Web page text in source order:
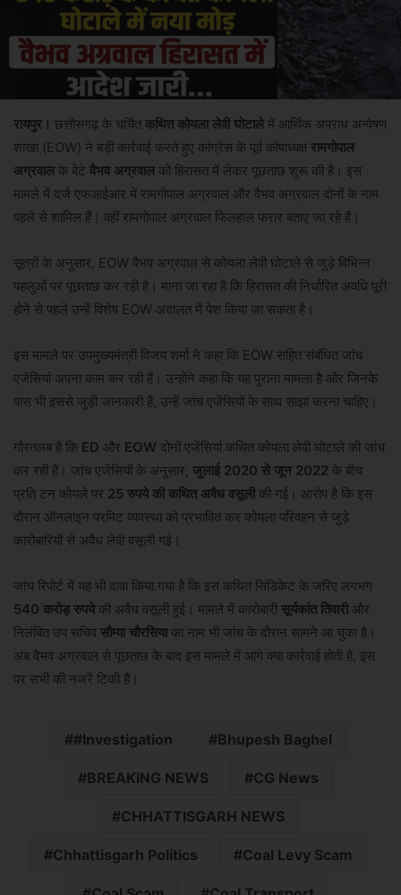
रायपुर। छत्तीसगढ़ के चर्चित कथित कोयला लेवी घोटाले में आर्थिक अपराध अन्वेषण
शाखा (EOW) ने बड़ी कार्रवाई करते हुए कांग्रेस के पूर्व कोषाध्यक्ष रामगोपाल
अग्रवाल के बेटे वैभव अग्रवाल को हिरासत में लेकर पूछताछ शुरू की है। इस
मामले में दर्ज एफआईआर में रामगोपाल अग्रवाल और वैभव अग्रवाल दोनों के नाम
पहले से शामिल हैं। वहीं रामगोपाल अग्रवाल फिलहाल फरार बताए जा रहे हैं।
सूत्रों के अनुसार, EOW वैभव अग्रवाल से कोयला लेवी घोटाले से जुड़े विभिन्न
पहलुओं पर पूछताछ कर रही है। माना जा रहा है कि हिरासत की निर्धारित अवधि पूरी
होने से पहले उन्हें विशेष EOW अदालत में पेश किया जा सकता है।
इस मामले पर उपमुख्यमंत्री विजय शर्मा ने कहा कि EOW सहित संबंधित जांच
एजेंसियां अपना काम कर रही हैं। उन्होंने कहा कि यह पुराना मामला है और जिनके
पास भी इससे जुड़ी जानकारी है, उन्हें जांच एजेंसियों के साथ साझा करना चाहिए।
गौरतलब है कि ED और EOW दोनों एजेंसियां कथित कोयला लेवी घोटाले की जांच
कर रही हैं। जांच एजेंसियों के अनुसार, जुलाई 2020 से जून 2022 के बीच
प्रति टन कोयले पर 25 रुपये की कथित अवैध वसूलीकी गई। आरोप है कि इस
दौरान ऑनलाइन परमिट व्यवस्था को प्रभावित कर कोयला परिवहन से जुड़े
कारोबारियों से अवैध लेवी वसूली गई।
जांच रिपोर्ट में यह भी दावा किया गया है कि इस कथित सिंडिकेट के जरिए लगभग
540 करोड़ रुपयेकी अवैध वसूली हुई। मामले में कारोबारी सूर्यकांत तिवारीऔर
निलंबित उप सचिव सौम्या चौरसियाका नाम भी जांच के दौरान सामने आ चुका है।
अब वैभव अग्रवाल से पूछताछ के बाद इस मामले में आगे क्या कार्रवाई होती है, इस
पर सभी की नजरें टिकी हैं।
#Investigation Bhupesh Baghel
BREAKING NEWS CG News
CHHATTISGARH NEWS
Chhattisgarh Politics Coal Levy Scam